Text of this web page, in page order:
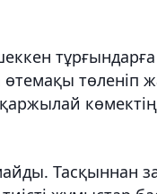
төленіп
Тасқыннан